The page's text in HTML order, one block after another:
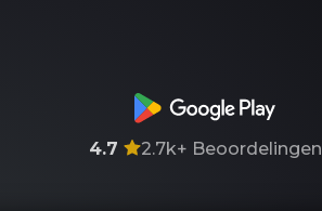
4.7 2.7k+ Beoordelingen